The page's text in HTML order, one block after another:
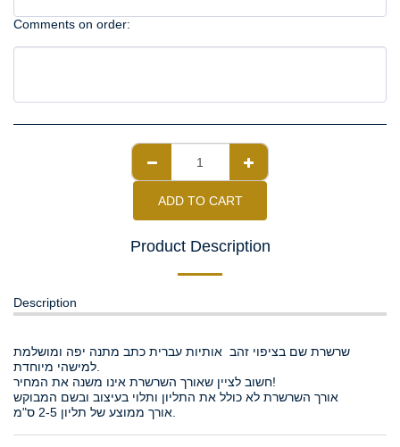
Comments on order:
ADD TO CART
Product Description
Description
שרשרת שם בציפוי זהב אותיות עברית כתב מתנה יפה ומושלמת
חשוב לציין שאורך השרשרת אינו משנה את המחיר!
אורך השרשרת לא כולל את התליון ותלוי בעיצוב ובשם המבוקש